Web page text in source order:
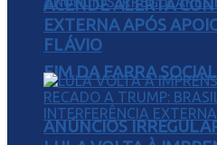
FIM DA FARRA
ANÚNCIOS
ACENDE ALERTA
EXTERNA APÓS
FLÁVIO